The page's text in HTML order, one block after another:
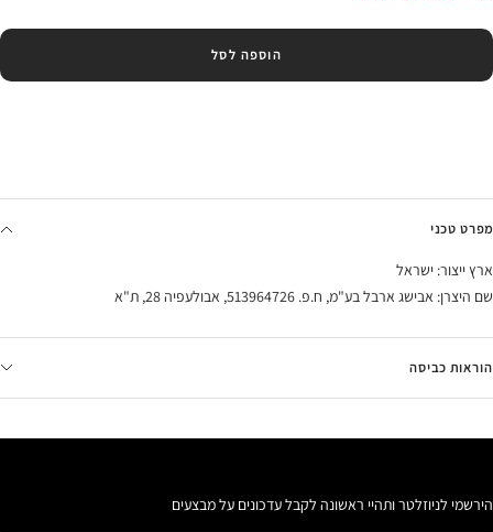
הוספה לסל
מפרט טכני
ארץ ייצור: ישראל
שם היצרן: אבישג ארבל בע"מ, ח.פ. 513964726, אבולעפיה 28, ת"א
הוראות כביסה
הירשמי לניוזלטר ותהיי ראשונה לקבל עדכונים על מבצעים